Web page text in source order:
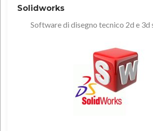
Solidworks
Software di disegno tecnico 2d e 3d